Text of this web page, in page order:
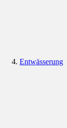
Entwässerung